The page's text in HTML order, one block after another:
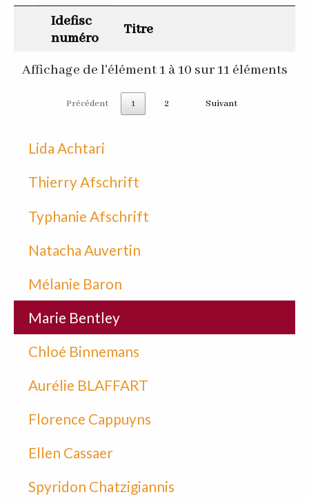
Idefisc
numéro
Titre
Affichage de l'élément 1 à 10 sur 11 éléments
Précédent 1 2 Suivant
Lida Achtari
Thierry Afschrift
Typhanie Afschrift
Natacha Auvertin
Mélanie Baron
Marie Bentley
Chloé Binnemans
Aurélie BLAFFART
Florence Cappuyns
Ellen Cassaer
Spyridon Chatzigiannis